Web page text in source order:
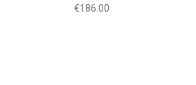
€186.00